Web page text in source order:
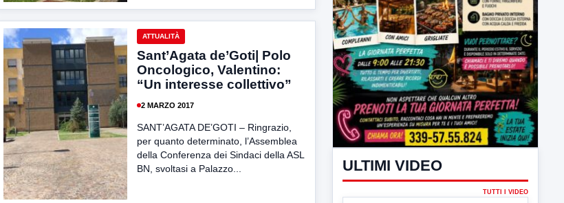
ATTUALITÀ
Sant’Agata de’Goti| Polo
Oncologico, Valentino:
“Un interesse collettivo”
2 MARZO 2017
SANT’AGATA DE’GOTI – Ringrazio,
per quanto determinato, l’Assemblea
della Conferenza dei Sindaci della ASL
BN, svoltasi a Palazzo...
ULTIMI VIDEO
TUTTI I VIDEO
▶